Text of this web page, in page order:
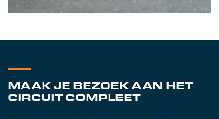
MAAK JE BEZOEK AAN HET
CIRCUIT COMPLEET